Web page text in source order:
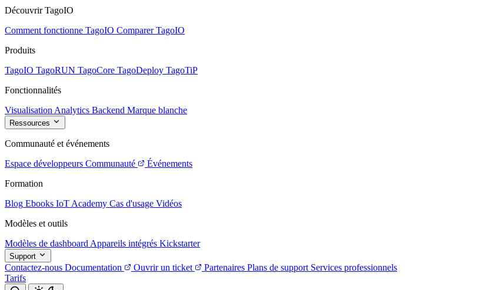
Découvrir TagoIO
Comment fonctionne TagoIO Comparer TagoIO
Produits
TagoIO TagoRUN TagoCore TagoDeploy TagoTiP
Fonctionnalités
Visualisation Analytics Backend Marque blanche
Ressources
Communauté et événements
Espace développeurs Communauté
Événements
Formation
Blog Ebooks IoT Academy Cas d'usage Vidéos
Modèles et outils
Modèles de dashboard Appareils intégrés Kickstarter
Support
Contactez-nous Documentation Ouvrir un ticket Partenaires Plans de support Services professionnels
Tarifs